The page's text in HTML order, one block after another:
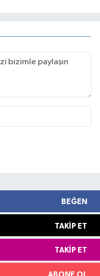
BEĞEN
TAKIP ET
TAKIP ET